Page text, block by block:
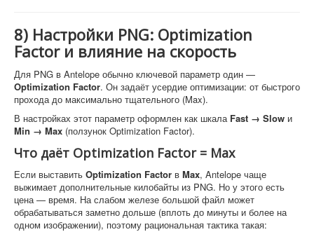
8) Настройки PNG: Optimization
Factor и влияние на скорость
Для PNG в Antelope обычно ключевой параметр один —
Optimization Factor. Он задаёт усердие оптимизации: от быстрого
прохода до максимально тщательного (Max).
В настройках этот параметр оформлен как шкала Fast → Slow и
Min → Max (ползунок Optimization Factor).
Что даёт Optimization Factor = Max
Если выставить Optimization Factor в Max, Antelope чаще
выжимает дополнительные килобайты из PNG. Но у этого есть
цена — время. На слабом железе большой файл может
обрабатываться заметно дольше (вплоть до минуты и более на
одном изображении), поэтому рациональная тактика такая: